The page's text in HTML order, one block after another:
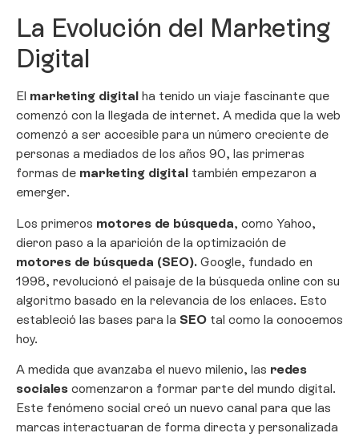
La Evolución del Marketing
Digital
El marketing digital ha tenido un viaje fascinante que
comenzó con la llegada de internet. A medida que la web
comenzó a ser accesible para un número creciente de
personas a mediados de los años 90, las primeras
formas de marketing digital también empezaron a
emerger.
Los primeros motores de búsqueda, como Yahoo,
dieron paso a la aparición de la optimización de
motores de búsqueda (SEO). Google, fundado en
1998, revolucionó el paisaje de la búsqueda online con su
algoritmo basado en la relevancia de los enlaces. Esto
estableció las bases para la SEO tal como la conocemos
hoy.
A medida que avanzaba el nuevo milenio, las redes
sociales comenzaron a formar parte del mundo digital.
Este fenómeno social creó un nuevo canal para que las
marcas interactuaran de forma directa y personalizada